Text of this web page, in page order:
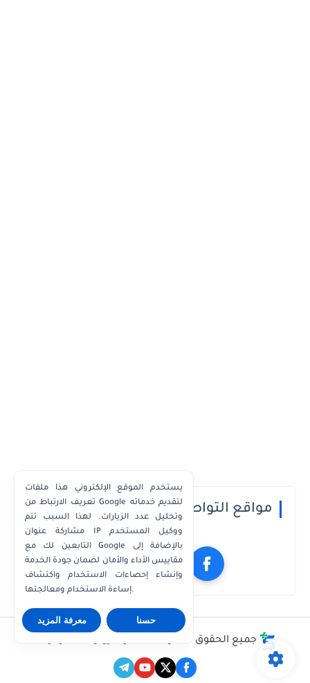
مواقع التواصل الاجتماعي
جميع الحقوق محفوظة ©
يستخدم الموقع الإلكتروني هذا ملفات
تعريف الارتباط من Google لتقديم خدماته
وتحليل عدد الزيارات. لهذا السبب تتم
مشاركة عنوان IP ووكيل المستخدم
التابعين لك مع Google بالإضافة إلى
مقاييس الأداء والأمان لضمان جودة الخدمة
وإنشاء إحصاءات الاستخدام واكتشاف
إساءة الاستخدام ومعالجتها.
معرفة المزيد حسنا